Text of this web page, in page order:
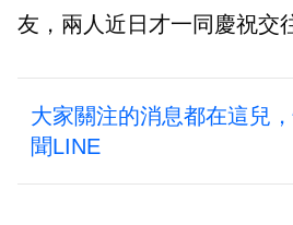
友，兩人近日才一同慶祝交
大家關注的消息都在這兒
聞LINE